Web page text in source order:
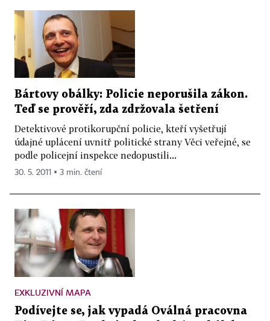
Bártovy obálky: Policie neporušila zákon.
Teď se prověří, zda zdržovala šetření
Detektivové protikorupční policie, kteří vyšetřují
údajné uplácení uvnitř politické strany Věci veřejné, se
podle policejní inspekce nedopustili...
30. 5. 2011 ▪ 3 min. čtení
EXKLUZIVNÍ MAPA
Podívejte se, jak vypadá Oválná pracovna